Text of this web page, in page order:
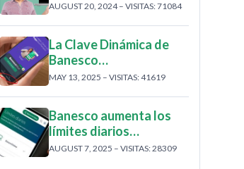
AUGUST 20, 2024 – VISITAS: 71084
La Clave Dinámica de
Banesco…
MAY 13, 2025 – VISITAS: 41619
Banesco aumenta los
límites diarios…
AUGUST 7, 2025 – VISITAS: 28309